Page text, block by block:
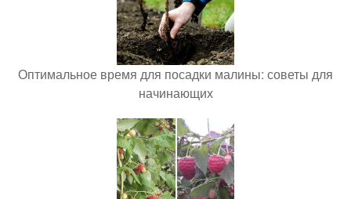
Оптимальное время для посадки малины: советы для
начинающих